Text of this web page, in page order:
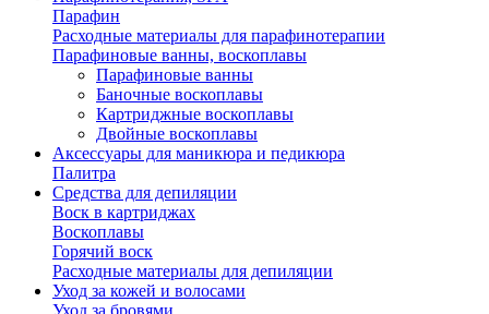
Парафин
Расходные материалы для парафинотерапии
Парафиновые ванны, воскоплавы
Парафиновые ванны
Баночные воскоплавы
Картриджные воскоплавы
Двойные воскоплавы
Аксессуары для маникюра и педикюра
Палитра
Средства для депиляции
Воск в картриджах
Воскоплавы
Горячий воск
Расходные материалы для депиляции
Уход за кожей и волосами
Уход за бровями